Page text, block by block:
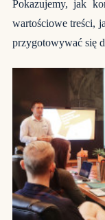
Pokazujemy, jak
wartościowe treści,
przygotowywać się